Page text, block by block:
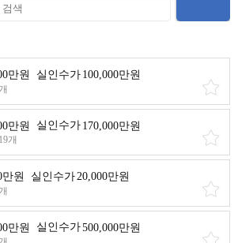
만원 실인수가 100,000만원
만원 실인수가 170,000만원
개
만원 실인수가 20,000만원
만원 실인수가500,000만원